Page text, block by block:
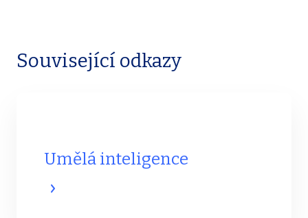
Související odkazy
Umělá inteligence